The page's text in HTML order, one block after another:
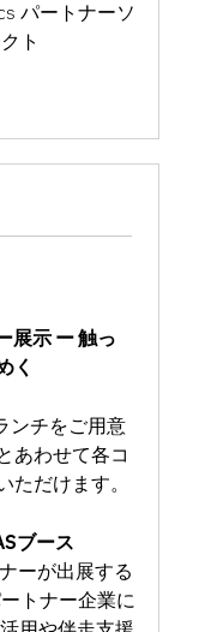
パートナーソ
ト
展示 ー 触っ
く
ンチをご用意
あわせて各コ
ただけます。
ブース
ーが出展する
トナー企業に